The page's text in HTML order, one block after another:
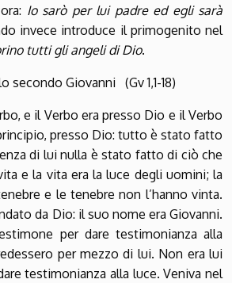
Io sarò per lui padre ed egli sarà
invece introduce il primogenito nel
tutti gli angeli di Dio.
secondo Giovanni (Gv 1,1-18)
e il Verbo era presso Dio e il Verbo
presso Dio: tutto è stato fatto
di lui nulla è stato fatto di ciò che
e la vita era la luce degli uomini; la
e le tenebre non l’hanno vinta.
da Dio: il suo nome era Giovanni.
per dare testimonianza alla
per mezzo di lui. Non era lui
testimonianza alla luce. Veniva nel